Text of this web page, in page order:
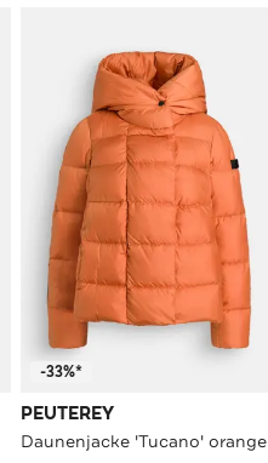
-33%*
PEUTEREY
Daunenjacke 'Tucano' orange